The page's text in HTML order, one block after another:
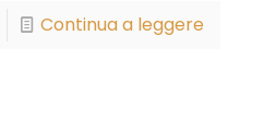
Continua a leggere